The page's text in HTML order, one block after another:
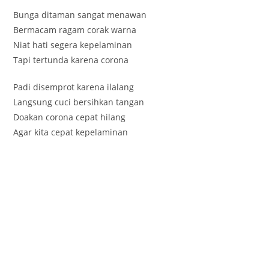
Bunga ditaman sangat menawan
Bermacam ragam corak warna
Niat hati segera kepelaminan
Tapi tertunda karena corona
Padi disemprot karena ilalang
Langsung cuci bersihkan tangan
Doakan corona cepat hilang
Agar kita cepat kepelaminan